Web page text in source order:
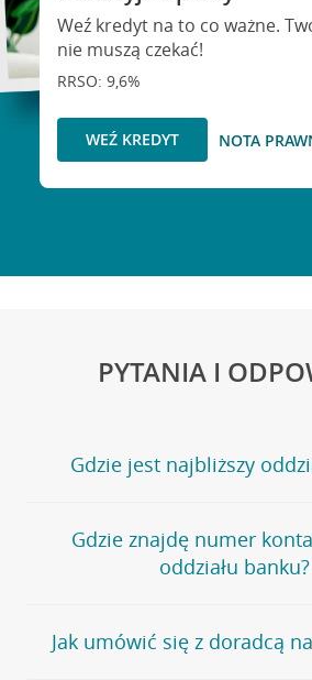
Weź kredyt na to co ważne.
nie muszą czekać!
RRSO: 9,6%
WEŹ KREDYT NOTA
PYTANIA I
Gdzie jest najbliższy
Jeśli szukasz oddziału naszego banku,
stronęPlacówki i bankomaty, na której
wygodna wyszukiwarka.
oddziałów
Gdzie znajdę numer
oddziału banku?
Bank Credit Agricole nie udostępnia
telefonu do placówki bankowej.
Jak umówić się z doradcą